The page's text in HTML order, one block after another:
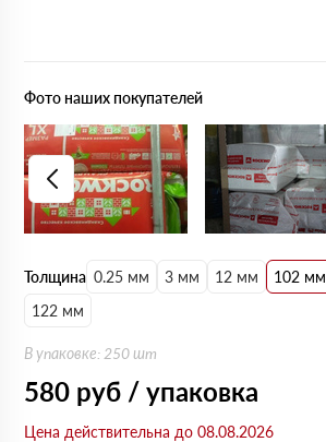
Толщина 0.25 мм 3 мм 12 мм 102 мм
122 мм
В упаковке: 250 шт
580 руб / упаковка
Цена действительна до 08.08.2026
Фото наших покупателей